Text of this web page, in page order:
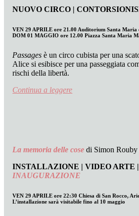
NUOVO CIRCO |
VEN 29 APRILE ore 21.00 Auditorium Santa Maria
DOM 01 MAGGIO ore 12.00 Piazza Santa Maria
Passagesè un circo cubista per una
Alice si esibisce per una passeggiata
rischi della libertà.
Continua a leggere
La memoria delle cose di Simon
INSTALLAZIONE | VIDEO ARTE
INAUGURAZIONE
VEN 29 APRILE ore 22:30 Chiesa di San Rocco,
L’installazione sarà visitabile fino al 10 maggio